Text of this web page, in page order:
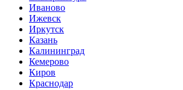
Иваново
Ижевск
Иркутск
Казань
Калининград
Кемерово
Киров
Краснодар